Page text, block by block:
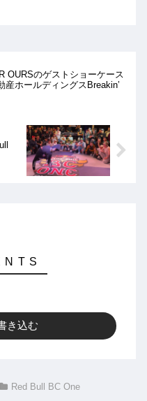
OURSのゲストショーケース
産ホールディングスBreakin’
き込む
Red Bull BC One